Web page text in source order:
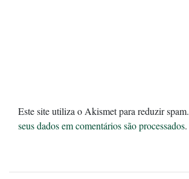
Este site utiliza o Akismet para reduzir spam.
seus dados em comentários são processados.